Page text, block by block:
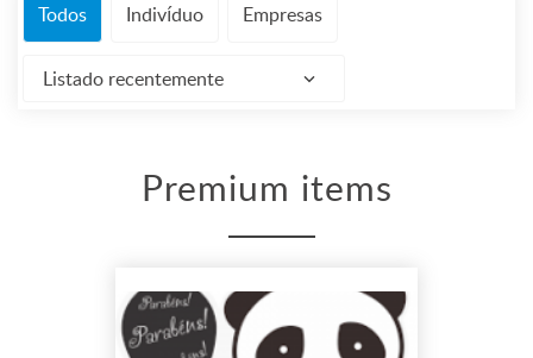
Todos Indivíduo Empresas
Listado recentemente
Premium items